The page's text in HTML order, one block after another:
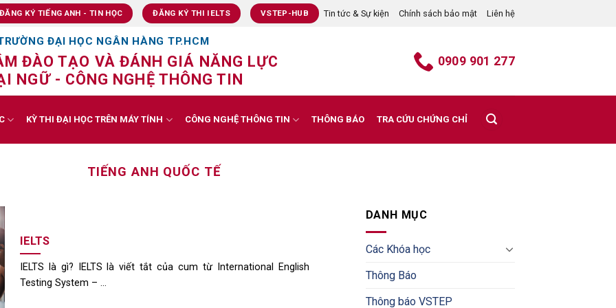
ĐĂNG KÝ TIẾNG ANH - TIN HỌC ĐĂNG KÝ THI IELTS VSTEP-HUB Tin tức & Sự kiện Chính sách bảo mật Liên hệ
ĐẠI HỌC NGÂN HÀNG TP.HCM
ĐÀO TẠO VÀ ĐÁNH GIÁ NĂNG LỰC
NGỮ - CÔNG NGHỆ THÔNG TIN
0909 901 277
KỲ THI ĐẠI HỌC TRÊN MÁY TÍNH CÔNG NGHỆ THÔNG TIN THÔNG BÁO TRA CỨU CHỨNG CHỈ
TIẾNG ANH QUỐC TẾ
IELTS
IELTS là gì? IELTS là viết tắt của cum từ International English
Testing System – ...
DANH MỤC
Các Khóa học
Thông Báo
Thông báo VSTEP